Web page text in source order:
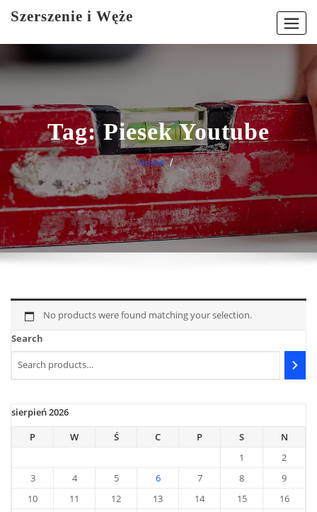
Szerszenie i Węże
Tag:Piesek Youtube
Home
No products were found matching your selection.
Search
sierpień 2026
P
W Ś C P S
N
1
2
3
4 5 6 7 8
9
10
11 12 13 14 15
16